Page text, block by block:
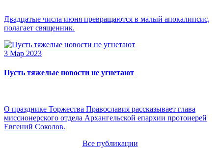
Двадцатые числа июня превращаются в малый апокалипсис,
полагает священник.
3 Мар 2023
Пусть тяжелые новости не угнетают
О празднике Торжества Православия рассказывает глава
миссионерского отдела Архангельской епархии протоиерей
Евгений Соколов.
Все публикации